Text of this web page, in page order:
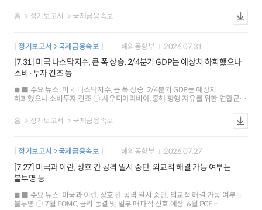
인민은행은 충분한 유동성 유지 강조 ■ 해외시각: 美日의 엔화 강세 공조, 지속
불확실성일본 금리인상 촉진 위험도 내재 ○ 세계 원유 재고, 일부 우려만큼
달러화 강보합[+0.04%], 금리 하락[-6bp] ○ 주가: 미국 SP500지수는 유가
등으로 0.5% 상승 ○ 환율: 달러화지수는 7월 고용보고서 발표 앞두고 관망
분위기 확산 등이 배경 유로화는 0.2% 하락, 엔화 가치는 0.1% 상승 ○ 금리:
독일은 미국 국채시장의 영향 등으로 5bp 하락 ※ 뉴욕 원달러 환율 1431.9원
(서울 15:30분 대비+2.15원), 1M NDF 1429.3원(스왑포인트 +0.05원)
홈 정기보고서 국제금융속보
정기보고서 > 국제금융속보 해외동향부 2026.07.31
[7.31] 미국 나스닥지수, 큰 폭 상승. 2/4분기 GDP는 예상치 하회했으나
소비·투자 견조 등
■ 주요 뉴스: 미국 나스닥지수, 큰 폭 상승. 2/4분기 GDP는 예상치
하회했으나 소비투자 견조 ○ 사우디아라비아, 홍해 항행 자유를 위한 연합군
소비자물가는 예상치 부합 ■ 해외시각: 연준 워시 의장의 소통 방식, 정책 신뢰
및 시장 변동성 측면에서 미흡 ○ 미국 경제, 인플레이션 둔화 등으로 인한
하락[-0.9%], 금리 약보합[-0bp] ○ 주가: 미국 SP500지수는 반도체 관련주의
2/4분기 GDP 등으로 0.8% 상승 ○ 환율: 달러화지수는 일본 외환당국의 시장
개입 가능성 등이 반영 유로화 가치 0.5% 상승. 엔화 가치는 2.4% 급등 ○
배경 독일은 미국 채권시장 영향 등으로 1bp 하락 ※ 뉴욕 원달러 환율
1423.0원(서울 15:30분 대비 14.4원), 1M NDF 1423.9원(스왑포인트
홈 정기보고서 국제금융속보
정기보고서 > 국제금융속보 해외동향부 2026.07.27
[7.27] 미국과 이란, 상호 간 공격 일시 중단. 외교적 해결 가능 여부는
불투명 등
■ 주요 뉴스: 미국과 이란, 상호 간 공격 일시 중단. 외교적 해결 가능 여부는
불투명 ○ 7월 FOMC, 금리 동결 및 일부 매파적 신호 예상. 6월 PCE